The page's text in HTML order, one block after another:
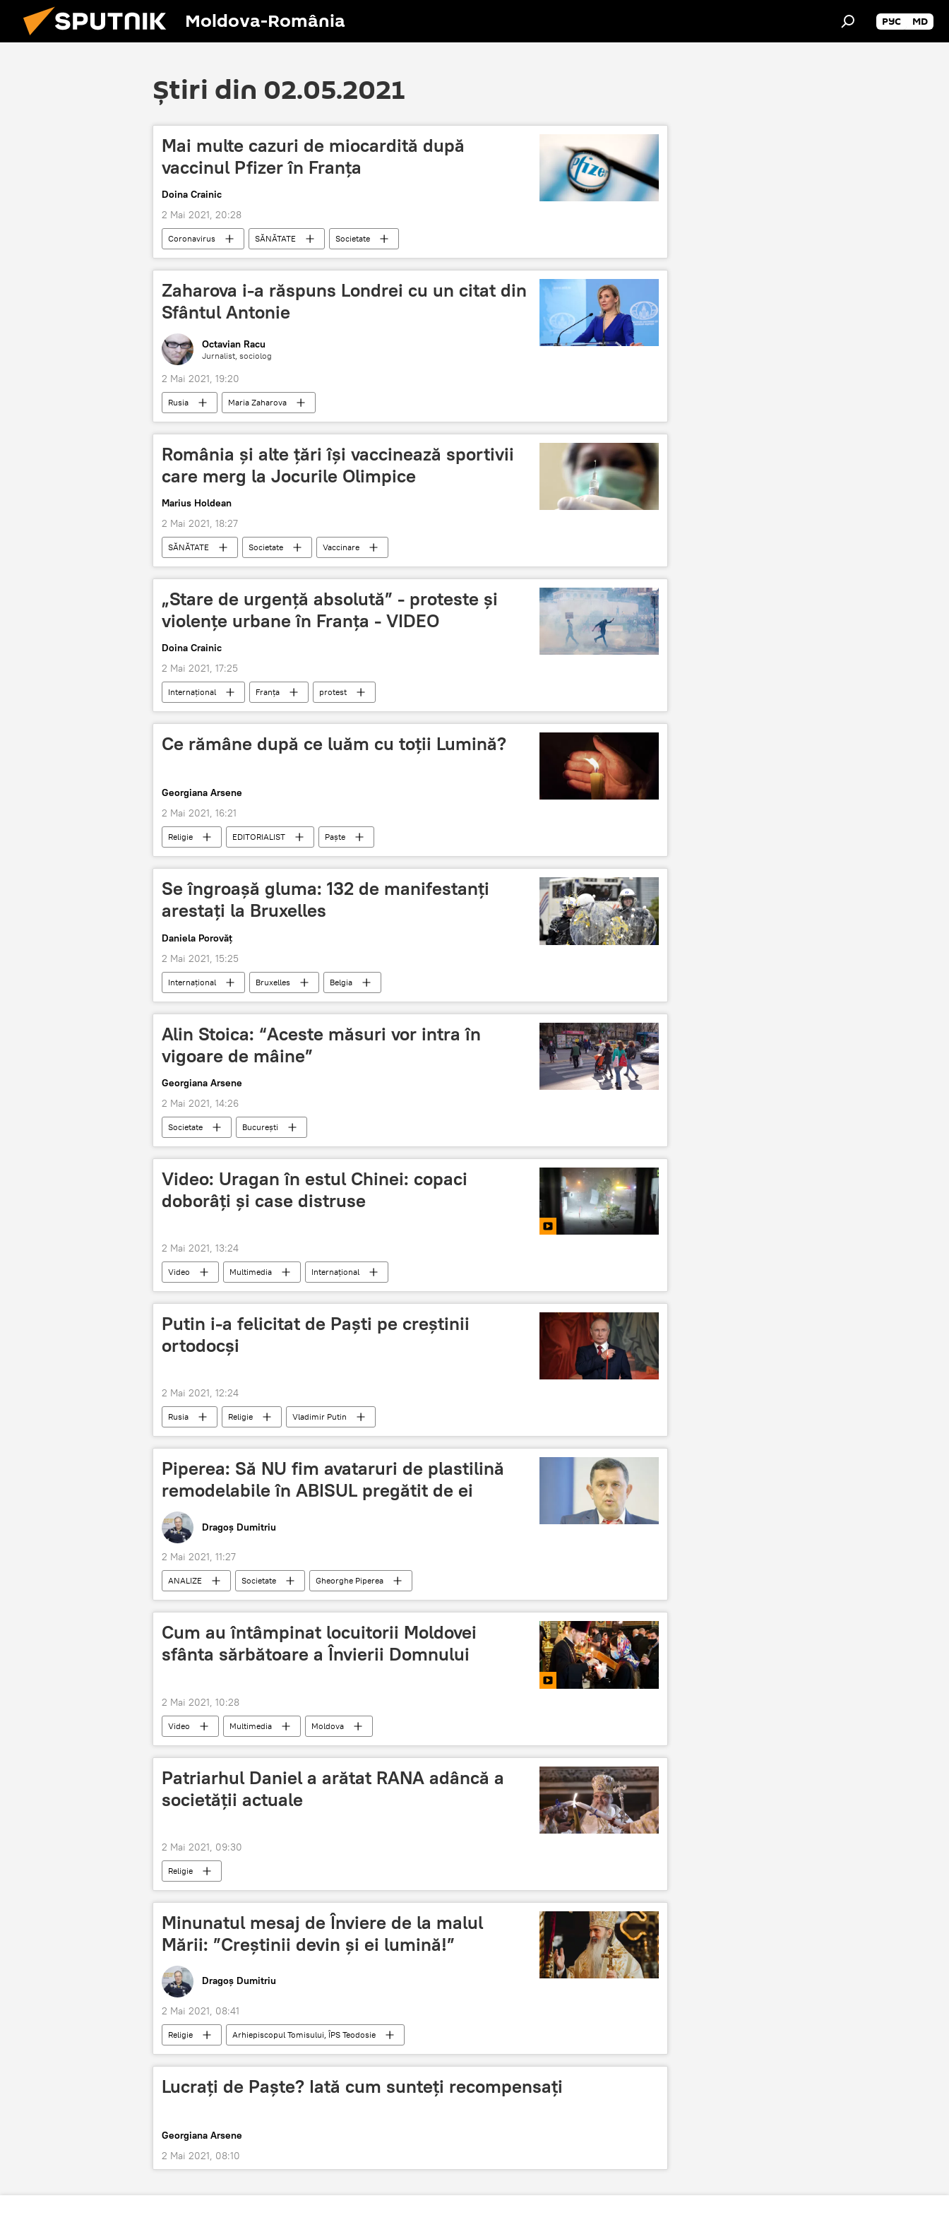
Moldova-România РУС MD
Știri din 02.05.2021
Mai multe cazuri de miocardită după
vaccinul Pfizer în Franța
Doina Crainic
2 Mai 2021, 20:28
Coronavirus SĂNĂTATE Societate
Zaharova i-a răspuns Londrei cu un citat din
Sfântul Antonie
Octavian Racu
Jurnalist, sociolog
2 Mai 2021, 19:20
Rusia Maria Zaharova
România și alte țări își vaccinează sportivii
care merg la Jocurile Olimpice
Marius Holdean
2 Mai 2021, 18:27
SĂNĂTATE Societate Vaccinare
„Stare de urgență absolută” - proteste şi
violențe urbane în Franţa - VIDEO
Doina Crainic
2 Mai 2021, 17:25
Internaţional Franța protest
Ce rămâne după ce luăm cu toții Lumină?
Georgiana Arsene
2 Mai 2021, 16:21
Religie EDITORIALIST Paște
Se îngroașă gluma: 132 de manifestanți
arestați la Bruxelles
Daniela Porovăț
2 Mai 2021, 15:25
Internaţional Bruxelles Belgia
Alin Stoica: “Aceste măsuri vor intra în
vigoare de mâine”
Georgiana Arsene
2 Mai 2021, 14:26
Societate București
Video: Uragan în estul Chinei: copaci
doborâți și case distruse
2 Mai 2021, 13:24
Video Multimedia Internaţional
Putin i-a felicitat de Paști pe creștinii
ortodocși
2 Mai 2021, 12:24
Rusia Religie Vladimir Putin
Piperea: Să NU fim avataruri de plastilină
remodelabile în ABISUL pregătit de ei
Dragoș Dumitriu
2 Mai 2021, 11:27
ANALIZE Societate Gheorghe Piperea
Cum au întâmpinat locuitorii Moldovei
sfânta sărbătoare a Învierii Domnului
2 Mai 2021, 10:28
Video Multimedia Moldova
Patriarhul Daniel a arătat RANA adâncă a
societății actuale
2 Mai 2021, 09:30
Religie
Minunatul mesaj de Înviere de la malul
Mării: ”Creștinii devin și ei lumină!”
Dragoș Dumitriu
2 Mai 2021, 08:41
Religie Arhiepiscopul Tomisului, ÎPS Teodosie
Lucrați de Paște? Iată cum sunteți recompensați
Georgiana Arsene
2 Mai 2021, 08:10